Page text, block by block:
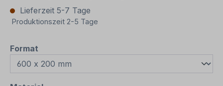
Lieferzeit 5-7 Tage
Produktionszeit 2-5 Tage
Format